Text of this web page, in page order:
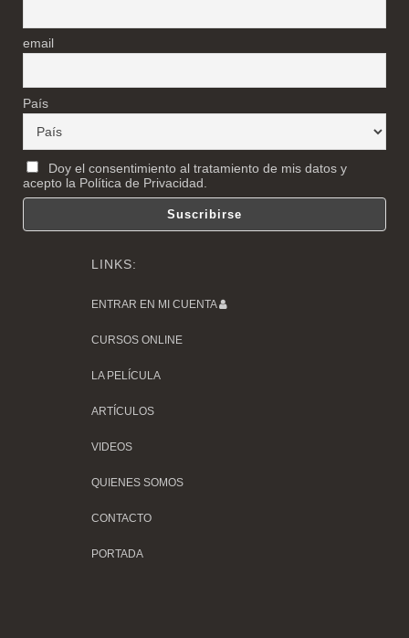
email
País
Doy el consentimiento al tratamiento de mis datos y
acepto la Política de Privacidad.
LINKS:
ENTRAR EN MI CUENTA
CURSOS ONLINE
LA PELÍCULA
ARTÍCULOS
VIDEOS
QUIENES SOMOS
CONTACTO
PORTADA